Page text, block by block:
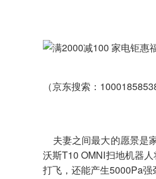
（京东搜索：
夫妻之间最大的愿景是
沃斯T10 OMNI扫地机器
打飞，还能产生5000Pa